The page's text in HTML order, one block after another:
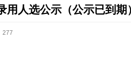
人选公示（公示已到期
277